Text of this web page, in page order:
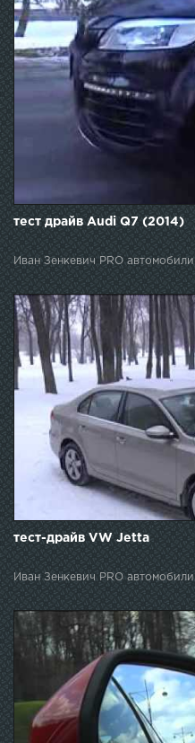
тест драйв Audi Q7 (2014)
Иван Зенкевич PRO автомобили
тест-драйв VW Jetta
Иван Зенкевич PRO автомобили